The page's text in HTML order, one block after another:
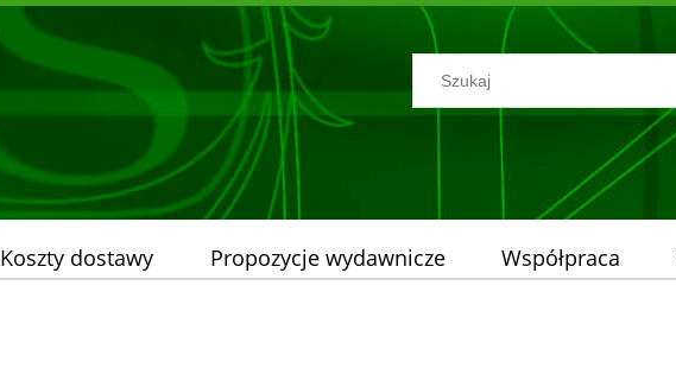
Koszty dostawy Propozycje wydawnicze Współpraca